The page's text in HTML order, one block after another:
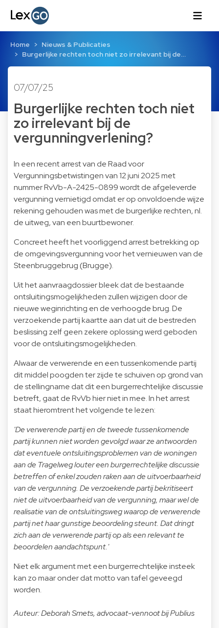
Home
Nieuws & Publicaties
Burgerlijke rechten toch niet zo irrelevant bij de…
07/07/25
Burgerlijke rechten toch niet
zo irrelevant bij de
vergunningverlening?
In een recentarrestvan de Raad voor
Vergunningsbetwistingen van 12 juni 2025 met
nummer RvVb-A-2425-0899 wordt de afgeleverde
vergunning vernietigd omdat er op onvoldoende wijze
rekening gehouden was met de burgerlijke rechten, nl.
de uitweg, van een buurtbewoner.
Concreet heeft het voorliggend arrest betrekking op
de omgevingsvergunning voor het vernieuwen van de
Steenbruggebrug (Brugge).
Uit het aanvraagdossier bleek dat de bestaande
ontsluitingsmogelijkheden zullen wijzigen door de
nieuwe weginrichting en de verhoogde brug. De
verzoekende partij kaartte aan dat uit de bestreden
beslissing zelf geen zekere oplossing werd geboden
voor de ontsluitingsmogelijkheden.
Alwaar de verwerende en een tussenkomende partij
dit middel poogden ter zijde te schuiven op grond van
de stellingname dat dit een burgerrechtelijke discussie
betreft, gaat de RvVb hier niet in mee. In het arrest
staat hieromtrent het volgende te lezen:
'De verwerende partij en de tweede tussenkomende
partij kunnen niet worden gevolgd waar ze antwoorden
dat eventuele ontsluitingsproblemen van de woningen
aan de Tragelweg louter een burgerrechtelijke discussie
betreffen of enkel zouden raken aan de uitvoerbaarheid
van de vergunning. De verzoekende partij bekritiseert
niet de uitvoerbaarheid van de vergunning, maar wel de
realisatie van de ontsluitingsweg waarop de verwerende
partij net haar gunstige beoordeling steunt. Dat dringt
zich aan de verwerende partij op als een relevant te
beoordelen aandachtspunt.'
Niet elk argument met een burgerrechtelijke insteek
kan zo maar onder dat motto van tafel geveegd
worden.
Auteur: Deborah Smets, advocaat-vennoot bij Publius